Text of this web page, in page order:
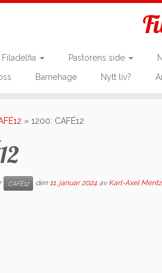
Filadelfia Pastorens side
Barnehage Nytt liv?
» 1200: CAFÉ12
CAFÉ12 den 11. januar 2024 avKarl-Axel